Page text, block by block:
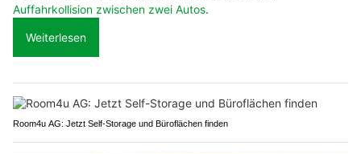
Auffahrkollision zwischen zwei Autos.
Weiterlesen
Room4u AG: Jetzt Self-Storage und Büroflächen finden